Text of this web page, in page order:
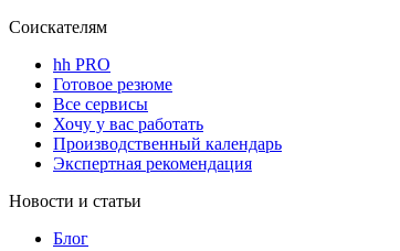
Соискателям
hh PRO
Готовое резюме
Все сервисы
Хочу у вас работать
Производственный календарь
Экспертная рекомендация
Новости и статьи
Блог